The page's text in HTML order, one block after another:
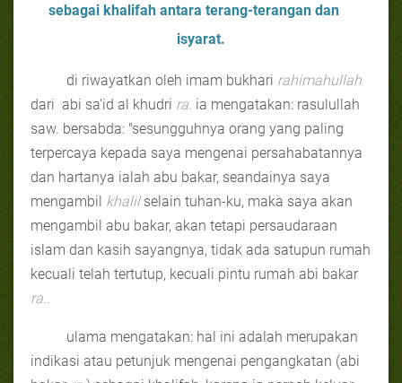
sebagai khalifah antara terang-terangan dan
isyarat.
di riwayatkan oleh imam bukhari rahimahullah
dari abi sa'id al khudri ra. ia mengatakan: rasulullah
saw. bersabda: "sesungguhnya orang yang paling
terpercaya kepada saya mengenai persahabatannya
dan hartanya ialah abu bakar, seandainya saya
mengambil khalil selain tuhan-ku, maka saya akan
mengambil abu bakar, akan tetapi persaudaraan
islam dan kasih sayangnya, tidak ada satupun rumah
kecuali telah tertutup, kecuali pintu rumah abi bakar
ra..
ulama mengatakan: hal ini adalah merupakan
indikasi atau petunjuk mengenai pengangkatan (abi